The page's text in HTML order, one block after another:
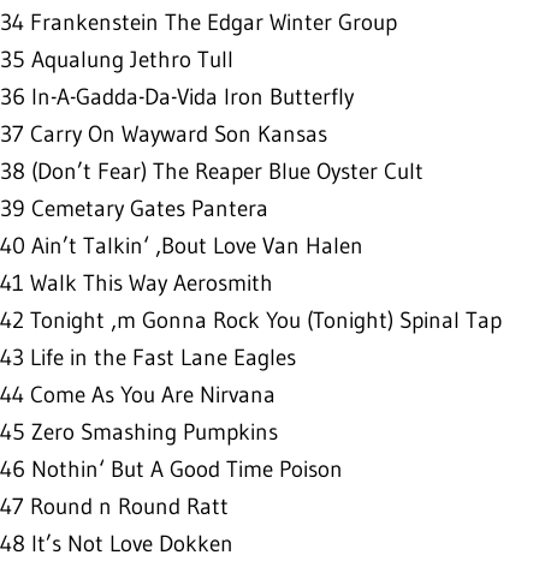
34 Frankenstein The Edgar Winter Group
35 Aqualung Jethro Tull
36 In-A-Gadda-Da-Vida Iron Butterfly
37 Carry On Wayward Son Kansas
38 (Don’t Fear) The Reaper Blue Oyster Cult
39 Cemetary Gates Pantera
40 Ain’t Talkin‘ ‚Bout Love Van Halen
41 Walk This Way Aerosmith
42 Tonight ‚m Gonna Rock You (Tonight) Spinal Tap
43 Life in the Fast Lane Eagles
44 Come As You Are Nirvana
45 Zero Smashing Pumpkins
46 Nothin‘ But A Good Time Poison
47 Round n Round Ratt
48 It’s Not Love Dokken